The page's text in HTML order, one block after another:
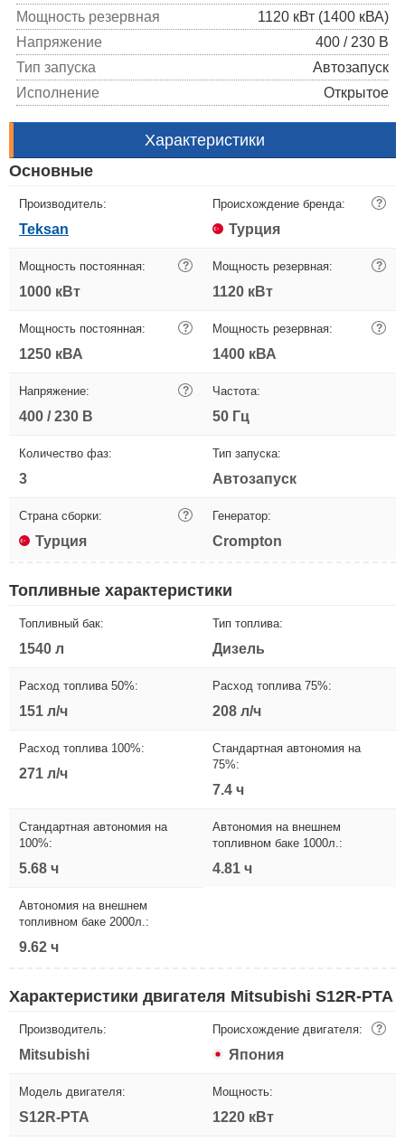
Мощность резервная
1120 кВт (1400 кВА)
Напряжение
400 / 230 В
Тип запуска
Автозапуск
Исполнение
Открытое
Характеристики
Основные
Производитель:
Teksan
Происхождение бренда: ?
Турция
Мощность постоянная: ?
1000 кВт
Мощность резервная: ?
1120 кВт
Мощность постоянная: ?
1250 кВА
Мощность резервная: ?
1400 кВА
Напряжение: ?
400 / 230 В
Частота:
50 Гц
Количество фаз:
3
Тип запуска:
Автозапуск
Страна сборки: ?
Турция
Генератор:
Crompton
Топливные характеристики
Топливный бак:
1540 л
Тип топлива:
Дизель
Расход топлива 50%:
151 л/ч
Расход топлива 75%:
208 л/ч
Расход топлива 100%:
271 л/ч
Стандартная автономия на
75%:
7.4 ч
Стандартная автономия на
100%:
5.68 ч
Автономия на внешнем
топливном баке 1000л.:
4.81 ч
Автономия на внешнем
топливном баке 2000л.:
9.62 ч
Характеристики двигателя Mitsubishi S12R-PTA
Производитель:
Mitsubishi
Происхождение двигателя: ?
Япония
Модель двигателя:
S12R-PTA
Мощность:
1220 кВт